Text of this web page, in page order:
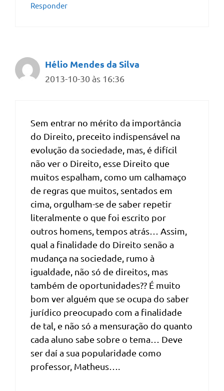
Responder
Hélio Mendes da Silva
2013-10-30 às 16:36
Sem entrar no mérito da importância
do Direito, preceito indispensável na
evolução da sociedade, mas, é difícil
não ver o Direito, esse Direito que
muitos espalham, como um calhamaço
de regras que muitos, sentados em
cima, orgulham-se de saber repetir
literalmente o que foi escrito por
outros homens, tempos atrás… Assim,
qual a finalidade do Direito senão a
mudança na sociedade, rumo à
igualdade, não só de direitos, mas
também de oportunidades?? É muito
bom ver alguém que se ocupa do saber
jurídico preocupado com a finalidade
de tal, e não só a mensuração do quanto
cada aluno sabe sobre o tema… Deve
ser daí a sua popularidade como
professor, Matheus….